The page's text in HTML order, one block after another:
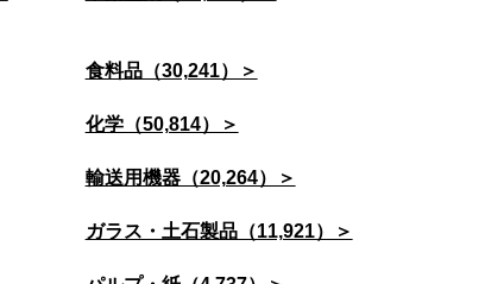
食料品（30,241）＞
化学（50,814）＞
輸送用機器（20,264）＞
ガラス・土石製品（11,921）＞